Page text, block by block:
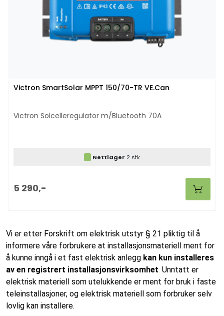
Victron SmartSolar MPPT 150/70-TR VE.Can
Victron Solcelleregulator m/Bluetooth 70A
Nettlager 2 stk
5 290,-
Vi er etter Forskrift om elektrisk utstyr § 21 pliktig til å
informere våre forbrukere at installasjonsmateriell ment for
å kunne inngå i et fast elektrisk anlegg kan kun installeres
av en registrert installasjonsvirksomhet. Unntatt er
elektrisk materiell som utelukkende er ment for bruk i faste
teleinstallasjoner, og elektrisk materiell som forbruker selv
lovlig kan installere.